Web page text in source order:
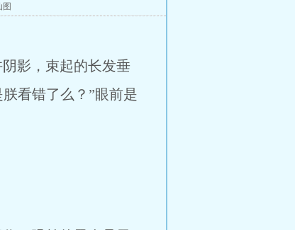
图
影，束起的长发垂
看错了么？”眼前是